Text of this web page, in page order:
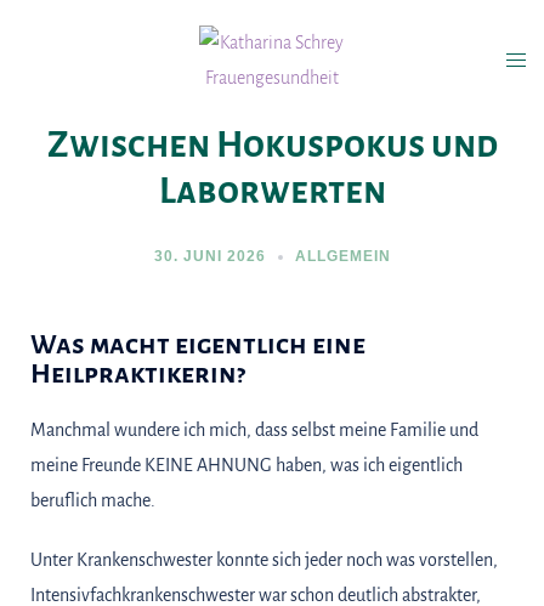
Zwischen Hokuspokus und
Laborwerten
30. JUNI 2026 ALLGEMEIN
Was macht eigentlich eine
Heilpraktikerin?
Manchmal wundere ich mich, dass selbst meine Familie und
meine Freunde KEINE AHNUNG haben, was ich eigentlich
beruflich mache.
Unter Krankenschwester konnte sich jeder noch was vorstellen,
Intensivfachkrankenschwester war schon deutlich abstrakter,